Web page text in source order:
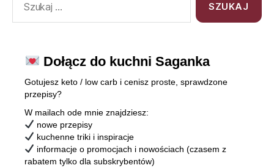
Dołącz do kuchni Saganka
Gotujesz keto / low carb i cenisz proste, sprawdzone
przepisy?
W mailach ode mnie znajdziesz:
nowe przepisy
kuchenne triki i inspiracje
informacje o promocjach i nowościach (czasem z
rabatem tylko dla subskrybentów)